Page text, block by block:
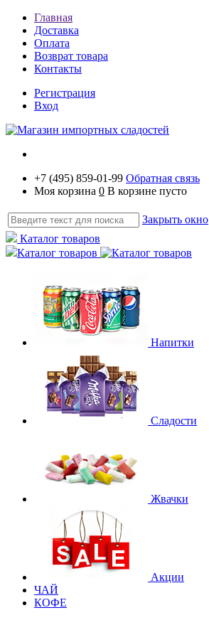
Главная
Доставка
Оплата
Возврат товара
Контакты
Регистрация
Вход
+7 (495) 859-01-99 Обратная связь
Моя корзина 0 В корзине пусто
Закрыть окно
Каталог товаров
Каталог товаров
Напитки
Сладости
Жвачки
Акции
ЧАЙ
КОФЕ